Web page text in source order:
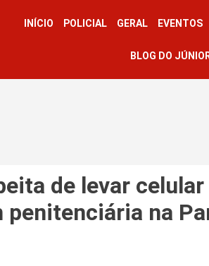
INÍCIO POLICIAL GERAL EVENTOS
BLOG DO
de levar
penitenciária na